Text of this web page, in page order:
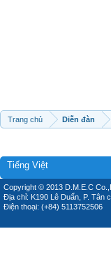
Trang chủ Diễn đàn
Tiếng Việt
Copyright © 2013 D.M.E.C
Địa chỉ: K190 Lê Duẩn, P. Tân
Điện thoại: (+84) 5113752506